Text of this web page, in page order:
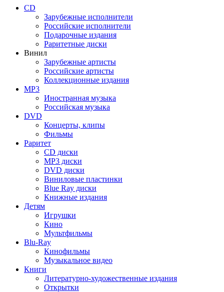
CD
Зарубежные исполнители
Российские исполнители
Подарочные издания
Раритетные диски
Винил
Зарубежные артисты
Российские артисты
Коллекционные издания
MP3
Иностранная музыка
Российская музыка
DVD
Концерты, клипы
Фильмы
Раритет
CD диски
MP3 диски
DVD диски
Виниловые пластинки
Blue Ray диски
Книжные издания
Детям
Игрушки
Кино
Мультфильмы
Blu-Ray
Кинофильмы
Музыкальное видео
Книги
Литературно-художественные издания
Открытки